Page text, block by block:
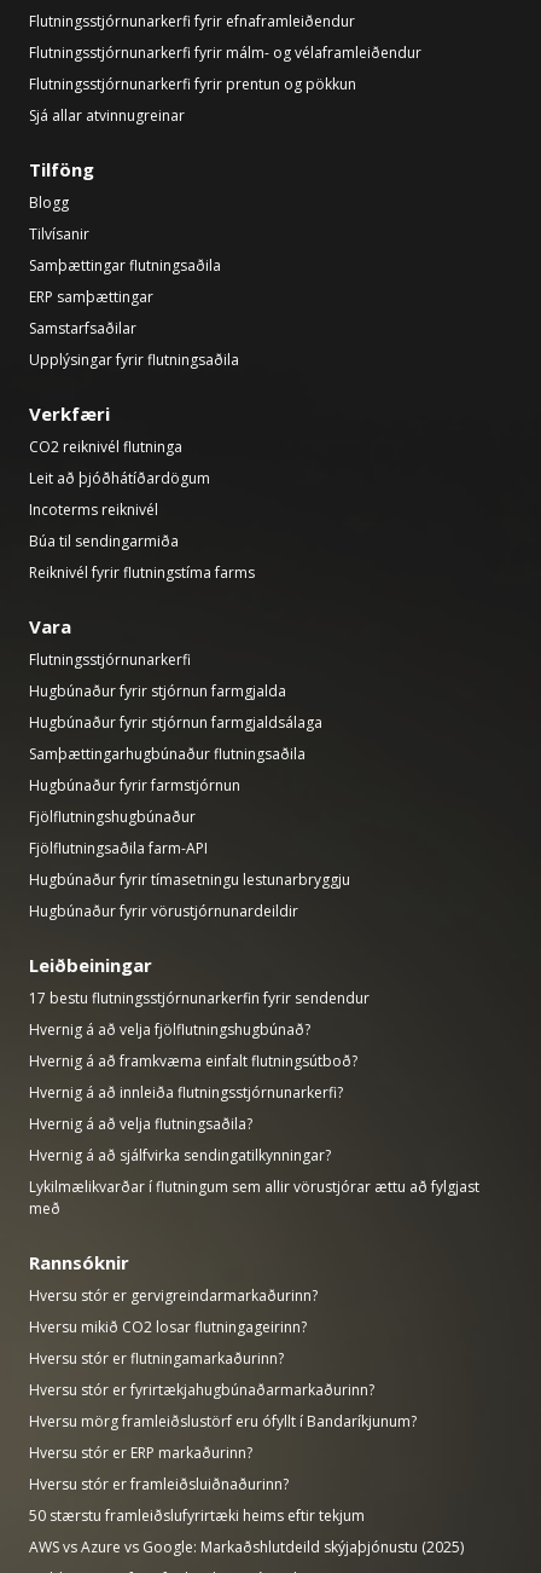
Flutningsstjórnunarkerfi fyrir efnaframleiðendur
Flutningsstjórnunarkerfi fyrir málm- og vélaframleiðendur
Flutningsstjórnunarkerfi fyrir prentun og pökkun
Sjá allar atvinnugreinar
Tilföng
Blogg
Tilvísanir
Samþættingar flutningsaðila
ERP samþættingar
Samstarfsaðilar
Upplýsingar fyrir flutningsaðila
Verkfæri
CO2 reiknivél flutninga
Leit að þjóðhátíðardögum
Incoterms reiknivél
Búa til sendingarmiða
Reiknivél fyrir flutningstíma farms
Vara
Flutningsstjórnunarkerfi
Hugbúnaður fyrir stjórnun farmgjalda
Hugbúnaður fyrir stjórnun farmgjaldsálaga
Samþættingarhugbúnaður flutningsaðila
Hugbúnaður fyrir farmstjórnun
Fjölflutningshugbúnaður
Fjölflutningsaðila farm-API
Hugbúnaður fyrir tímasetningu lestunarbryggju
Hugbúnaður fyrir vörustjórnunardeildir
Leiðbeiningar
17 bestu flutningsstjórnunarkerfin fyrir sendendur
Hvernig á að velja fjölflutningshugbúnað?
Hvernig á að framkvæma einfalt flutningsútboð?
Hvernig á að innleiða flutningsstjórnunarkerfi?
Hvernig á að velja flutningsaðila?
Hvernig á að sjálfvirka sendingatilkynningar?
Lykilmælikvarðar í flutningum sem allir vörustjórar ættu að fylgjast
með
Rannsóknir
Hversu stór er gervigreindarmarkaðurinn?
Hversu mikið CO2 losar flutningageirinn?
Hversu stór er flutningamarkaðurinn?
Hversu stór er fyrirtækjahugbúnaðarmarkaðurinn?
Hversu mörg framleiðslustörf eru ófyllt í Bandaríkjunum?
Hversu stór er ERP markaðurinn?
Hversu stór er framleiðsluiðnaðurinn?
50 stærstu framleiðslufyrirtæki heims eftir tekjum
AWS vs Azure vs Google: Markaðshlutdeild skýjaþjónustu (2025)